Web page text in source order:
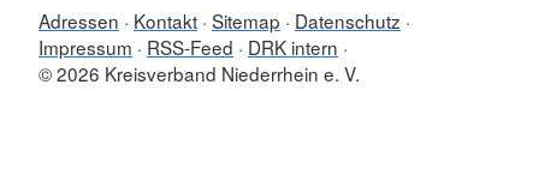
Adressen Kontakt Sitemap
Datenschutz
Impressum
RSS-Feed
DRK intern
© 2026 Kreisverband Niederrhein e. V.